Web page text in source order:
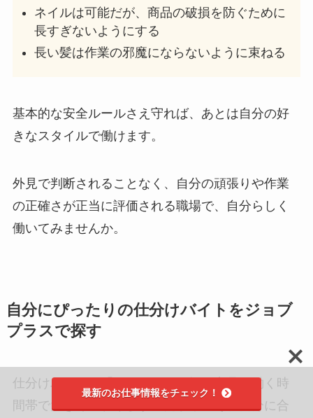
ネイルは可能だが、商品の破損を防ぐために
長すぎないようにする
長い髪は作業の邪魔にならないように束ねる
基本的な安全ルールさえ守れば、あとは自分の好
きなスタイルで働けます。
外見で判断されることなく、自分の頑張りや作業
の正確さが正当に評価される職場で、自分らしく
働いてみませんか。
自分にぴったりの仕分けバイトをジョブ
プラスで探す
仕分けバイトの「きつさ」は、扱う商品や働く時
間帯で大きく変わります。だからこそ、自分に合
最新のお仕事情報をチェック！